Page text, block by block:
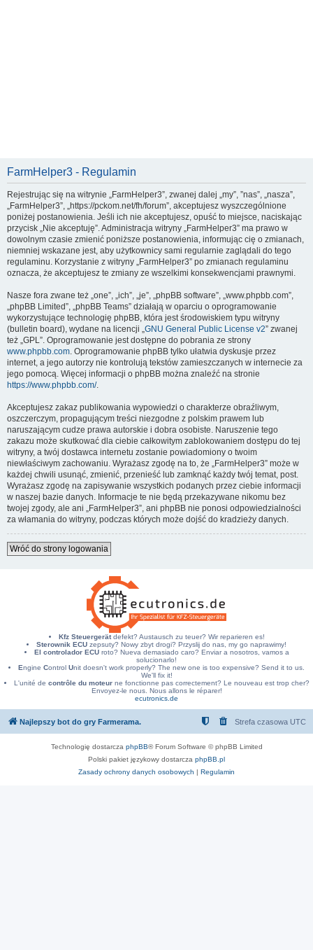
FarmHelper3 - Regulamin
Rejestrując się na witrynie „FarmHelper3”, zwanej dalej „my”, ”nas”, „nasza”,
„FarmHelper3”, „https://pckom.net/fh/forum”, akceptujesz wyszczególnione
poniżej postanowienia. Jeśli ich nie akceptujesz, opuść to miejsce, naciskając
przycisk „Nie akceptuję”. Administracja witryny „FarmHelper3” ma prawo w
dowolnym czasie zmienić poniższe postanowienia, informując cię o zmianach,
niemniej wskazane jest, aby użytkownicy sami regularnie zaglądali do tego
regulaminu. Korzystanie z witryny „FarmHelper3” po zmianach regulaminu
oznacza, że akceptujesz te zmiany ze wszelkimi konsekwencjami prawnymi.
Nasze fora zwane też „one”, „ich”, „je”, „phpBB software”, „www.phpbb.com”,
„phpBB Limited”, „phpBB Teams” działają w oparciu o oprogramowanie
wykorzystujące technologię phpBB, która jest środowiskiem typu witryny
(bulletin board), wydane na licencji „GNU General Public License v2” zwanej
też „GPL”. Oprogramowanie jest dostępne do pobrania ze strony
www.phpbb.com. Oprogramowanie phpBB tylko ułatwia dyskusje przez
internet, a jego autorzy nie kontrolują tekstów zamieszczanych w internecie za
jego pomocą. Więcej informacji o phpBB można znaleźć na stronie
https://www.phpbb.com/.
Akceptujesz zakaz publikowania wypowiedzi o charakterze obraźliwym,
oszczerczym, propagującym treści niezgodne z polskim prawem lub
naruszającym cudze prawa autorskie i dobra osobiste. Naruszenie tego
zakazu może skutkować dla ciebie całkowitym zablokowaniem dostępu do tej
witryny, a twój dostawca internetu zostanie powiadomiony o twoim
niewłaściwym zachowaniu. Wyrażasz zgodę na to, że „FarmHelper3” może w
każdej chwili usunąć, zmienić, przenieść lub zamknąć każdy twój temat, post.
Wyrażasz zgodę na zapisywanie wszystkich podanych przez ciebie informacji
w naszej bazie danych. Informacje te nie będą przekazywane nikomu bez
twojej zgody, ale ani „FarmHelper3”, ani phpBB nie ponosi odpowiedzialności
za włamania do witryny, podczas których może dojść do kradzieży danych.
Wróć do strony logowania
Kfz Steuergerätdefekt? Austausch zu teuer? Wir reparieren es!
Sterownik ECU zepsuty? Nowy zbyt drogi? Przyslij do nas, my go naprawimy!
El controlador ECUroto? Nueva demasiado caro? Enviar a nosotros, vamos a
solucionarlo!
Engine Control Unit doesn't work properly? The new one is too expensive? Send it to us.
We'll fix it!
L'unité de contrôle du moteurne fonctionne pas correctement? Le nouveau est trop cher?
Envoyez-le nous. Nous allons le réparer!
ecutronics.de
Najlepszy bot do gry Farmerama. Strefa czasowa UTC
Technologię dostarcza phpBB® Forum Software © phpBB Limited
Polski pakiet językowy dostarcza phpBB.pl
Zasady ochrony danych osobowych | Regulamin